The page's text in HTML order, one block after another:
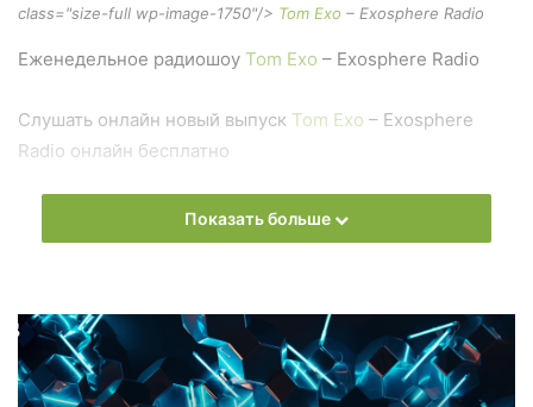
class="size-full wp-image-1750"/> Tom Exo – Exosphere Radio
Еженедельное радиошоу Tom Exo – Exosphere Radio
Слушать онлайн новый выпуск Tom Exo – Exosphere
Radio онлайн бесплатно
Trance Century RadioВы можете бесплатно
слушать онлайн песни и радиошоуTom Exo– Exosphere
Also you can find all episodes of radioshow Tom Exo–
Exosphere Radio Free Listen and Download MP3
Показать больше